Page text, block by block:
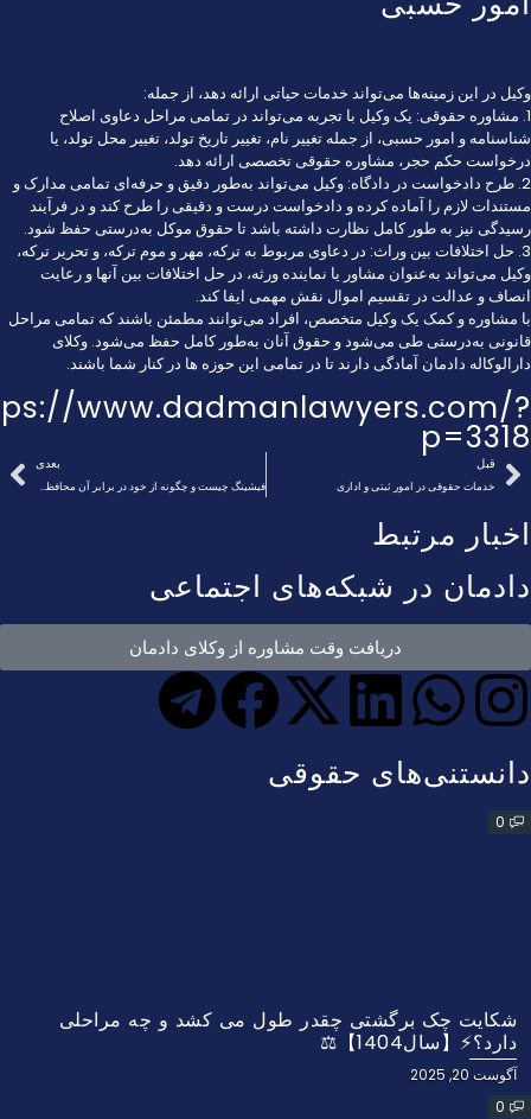
وکیل در این زمینه‌ها می‌تواند خدمات حیاتی ارائه دهد، از جمله:
1. مشاوره حقوقی: یک وکیل با تجربه می‌تواند در تمامی مراحل دعاوی اصلاح
شناسنامه و امور حسبی، از جمله تغییر نام، تغییر تاریخ تولد، تغییر محل تولد، یا
درخواست حکم حجر، مشاوره حقوقی تخصصی ارائه دهد.
2. طرح دادخواست در دادگاه: وکیل می‌تواند به‌طور دقیق و حرفه‌ای تمامی مدارک و
مستندات لازم را آماده کرده و دادخواست درست و دقیقی را طرح کند و در فرآیند
رسیدگی نیز به طور کامل نظارت داشته باشد تا حقوق موکل به‌درستی حفظ شود.
3. حل اختلافات بین وراث: در دعاوی مربوط به ترکه، مهر و موم ترکه، و تحریر ترکه،
وکیل می‌تواند به‌عنوان مشاور یا نماینده ورثه، در حل اختلافات بین آنها و رعایت
انصاف و عدالت در تقسیم اموال نقش مهمی ایفا کند.
با مشاوره و کمک یک وکیل متخصص، افراد می‌توانند مطمئن باشند که تمامی مراحل
قانونی به‌درستی طی می‌شود و حقوق آنان به‌طور کامل حفظ می‌شود. وکلای
دارالوکاله دادمان آمادگی دارند تا در تمامی این حوزه ها در کنار شما باشند.
www.dadmanlawyers.com/?
p=3318
قبل
خدمات حقوقی در امور ثبتی و اداری
بعدی
فیشینگ چیست و چگونه از خود در برابر آن محافظت کنیم؟
اخبار مرتبط
دادمان در شبکه‌های اجتماعی
دریافت وقت مشاوره از وکلای دادمان
دانستنی‌های حقوقی
0
شکایت چک برگشتی چقدر طول می کشد و چه مراحلی
دارد؟⚡【سال1404】⚖️
آگوست 20, 2025
0